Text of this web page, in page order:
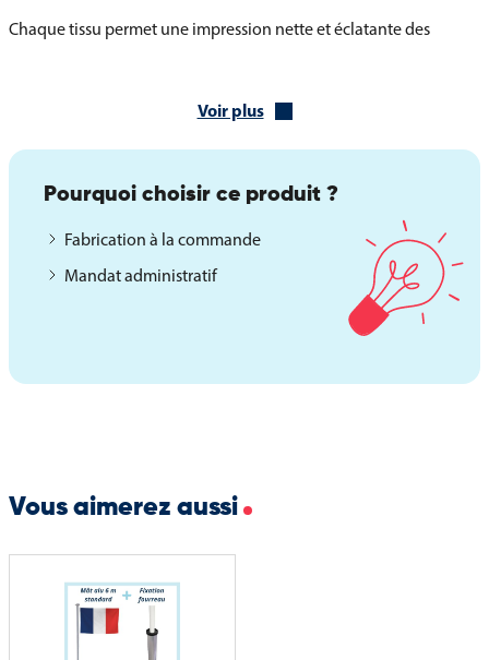
Chaque tissu permet une impression nette et éclatante des
Des formats variés et des finitions sur mesure pour
Le Pavillon des Maldives est proposé dans plusieurs formats
standards pour s’adapter à la hauteur et au type de mât. Nous
assurons également des confections sur mesure pour répondre à
vos contraintes spécifiques.
Les coins renforcés améliorent la tenue et prolongent la durée de
Le plombage en partie basse permet un meilleur tombé du tissu
proposés pour une fixation fiable et sécurisée.
pour s’adapter à votre configuration : longueur spécifique,
fixation particulière, ajout de gaine, etc.
Voir plus
Pourquoi choisir ce produit ?
Fabrication à la commande
Mandat administratif
Vous aimerez aussi